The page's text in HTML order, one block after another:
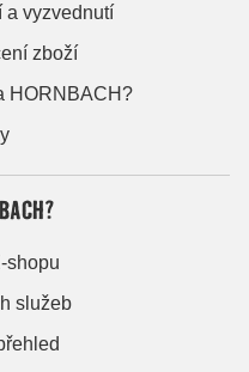
a vyzvednutí
zboží
HORNBACH?
shopu
služeb